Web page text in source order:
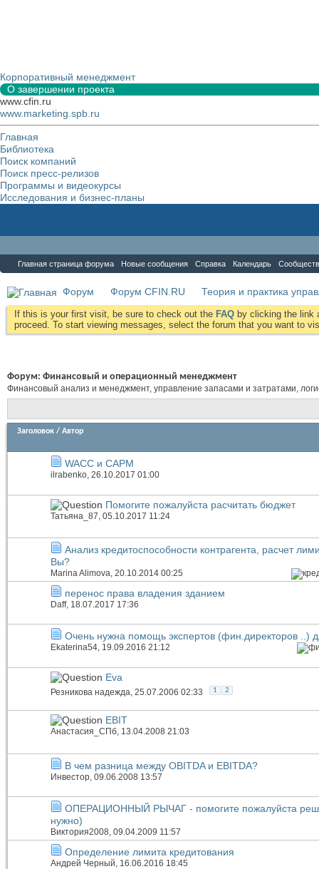
Корпоративный менеджмент
О завершении проекта
www.cfin.ru
www.marketing.spb.ru
Главная
Библиотека
Поиск компаний
Поиск пресс-релизов
Программы и видеокурсы
Исследования и бизнес-планы
Главная страница форума Новые сообщения Справка Календарь
Форум Форум CFIN.RU Теория и практика
If this is your first visit, be sure to check out the FAQ by clicking the link
proceed. To start viewing messages, select the forum that you want to
Форум: Финансовый и операционный менеджмент
Финансовый анализ и менеджмент, управление запасами и затратами,
Заголовок / Автор
WACC и CAPM
ilrabenko, 26.10.2017 01:00
Помогите пожалуйста расчитать бюджет
Татьяна_87, 05.10.2017 11:24
Анализ кредитоспособности контрагента, расчет
Вы?
Marina Alimova, 20.10.2014 00:25
перенос права владения зданием
Daff, 18.07.2017 17:36
Очень нужна помощь экспертов (фин.директоров ..)
Ekaterina54, 19.09.2016 21:12
Eva
Резникова надежда , 25.07.2006 02:33 1 2
EBIT
Анастасия_СПб, 13.04.2008 21:03
В чем разница между OBITDA и EBITDA?
Инвестор , 09.06.2008 13:57
ОПЕРАЦИОННЫЙ РЫЧАГ - помогите пожалуйста
нужно)
Виктория2008, 09.04.2009 11:57
Определение лимита кредитования
Андрей Черный , 16.06.2016 18:45